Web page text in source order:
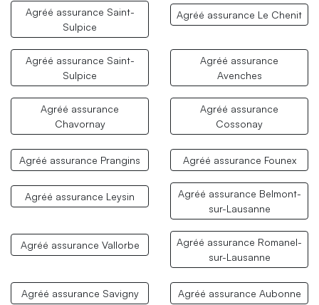
Agréé assurance Saint-
Sulpice
Agréé assurance Le Chenit
Agréé assurance Saint-
Sulpice
Agréé assurance
Avenches
Agréé assurance
Chavornay
Agréé assurance
Cossonay
Agréé assurance Prangins Agréé assurance Founex
Agréé assurance Leysin
Agréé assurance Belmont-
sur-Lausanne
Agréé assurance Vallorbe
Agréé assurance Romanel-
sur-Lausanne
Agréé assurance Savigny Agréé assurance Aubonne